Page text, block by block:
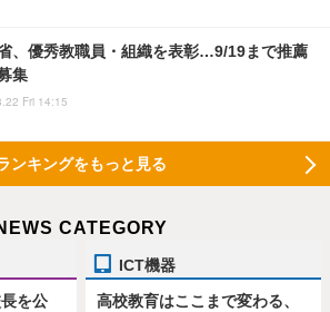
、優秀教職員・組織を表彰…9/19まで推薦
集
Fri 14:15
ンキングをもっと見る
CATEGORY
を公
ICT機器
高校教育はここまで変わる、